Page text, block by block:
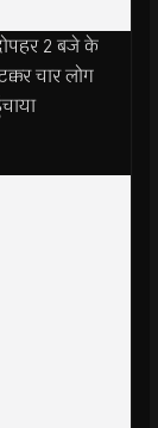
2 बजे के
चार लोग